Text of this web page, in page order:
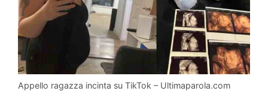
Appello ragazza incinta su TikTok – Ultimaparola.com